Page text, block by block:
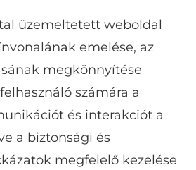
üzemeltetett weboldal
emelése, az
megkönnyítése
számára a
és interakciót a
a biztonsági és
megfelelő kezelése